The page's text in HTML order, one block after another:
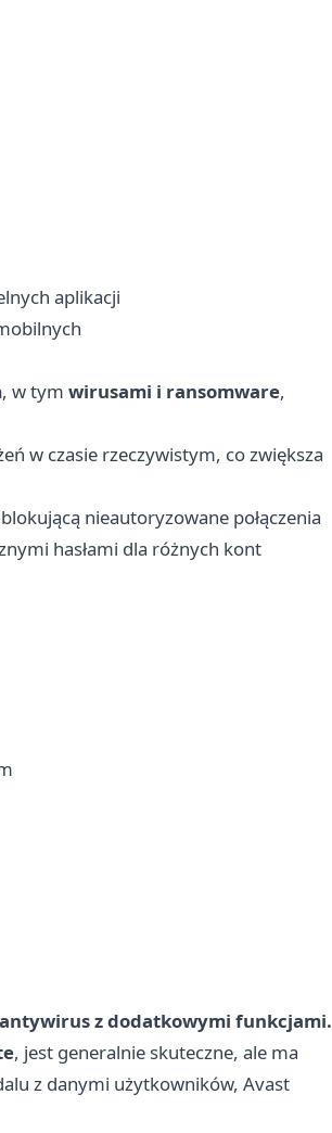
aplikacji
, w tym wirusami i ransomware,
w czasie rzeczywistym, co zwiększa
nieautoryzowane połączenia
hasłami dla różnych kont
z dodatkowymi funkcjami.
, jest generalnie skuteczne, ale ma
z danymi użytkowników, Avast